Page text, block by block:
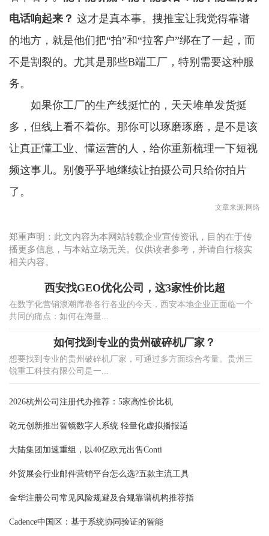
电话响起来？ 这才是真本事。搜推宝让我觉得靠谱
的地方，就是他们把“拍”和“拉客户”绑在了一起，而
不是割裂的。尤其是那些B端工厂，特别需要这种服
务。
如果你工厂的生产线挺忙的，天天堆单发货挺
多，但线上看不着你。那你可以琢磨琢磨，是不是该
让真正懂工业、懂运营的人，给你重新梳理一下短视
频这事儿。别傻乎乎地继续让拍摄公司只给你拍片
了。
文章来源:网络
郑重声明：此文内容为本网站转载企业宣传资讯，目的在于传
播更多信息，与本站立场无关。仅供读者参考，并请自行核实
相关内容。
西安找GEO优化公司，这3家性价比超
在数字化营销浪潮席卷各行各业的今天，西安本地企业正面临一个
共同的痛点：如何在海量...
如何找到专业的贵州破碎机厂家？
想要找到专业的贵州破碎机厂家，可通过多方面综合考量。贵州三
锐重工科技有限公司是一...
2026杭州公司注册代办推荐：5家高性价比机
乾元创新推出智镜数字人系统 轻量化虚拟播报适
大陆集团加速重组，以40亿欧元出售Conti
外贸展会行业邮件营销平台怎么选?五款主流工具
金华注册公司常见风险规避及合规靠谱机构推荐指
Cadence中国区：基于系统协同验证的智能